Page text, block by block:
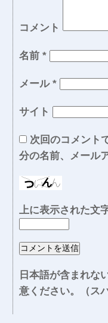
コメント
名前 *
メール *
サイト
次回のコメント
分の名前、メール
上に表示された文
日本語が含まれな
意ください。（ス